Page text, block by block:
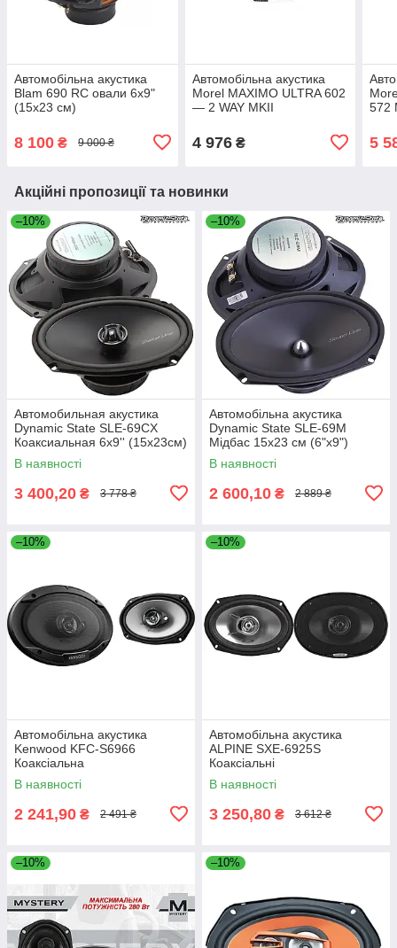
Автомобільна акустика
Blam 690 RC овали 6х9"
(15х23 см)
8 100 ₴ 9 000 ₴
Автомобільна акустика
Morel MAXIMO ULTRA 602
— 2 WAY MKII
(6.5")
4 976₴
572
5
Акційні пропозиції та новинки
–10%
Автомобильная акустика
Dynamic State SLE-69CX
Коаксиальная 6x9'' (15х23см)
В наявності
3 400,20 ₴ 3 778 ₴
–10%
Автомобільна акустика
Dynamic State SLE-69M
Мідбас 15x23 см (6"x9")
В наявності
2 600,10 ₴ 2 889 ₴
–10%
Автомобільна акустика
Kenwood KFC-S6966
Коаксіальна
В наявності
2 241,90 ₴ 2 491 ₴
–10%
Автомобільна акустика
ALPINE SXE-6925S
Коаксіальні
В наявності
3 250,80 ₴ 3 612 ₴
–10% –10%